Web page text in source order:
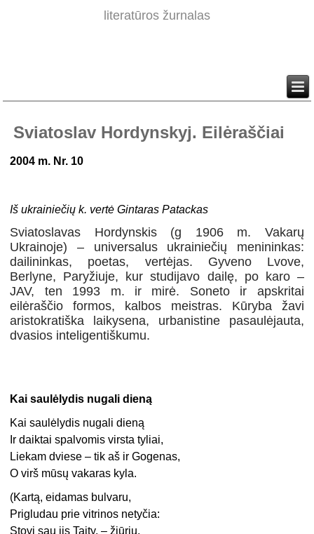
literatūros žurnalas
Sviatoslav Hordynskyj. Eilėraščiai
2004 m. Nr. 10
Iš ukrainiečių k. vertė Gintaras Patackas
Sviatoslavas Hordynskis (g 1906 m. Vakarų
Ukrainoje) – universalus ukrainiečių menininkas:
dailininkas, poetas, vertėjas. Gyveno Lvove,
Berlyne, Paryžiuje, kur studijavo dailę, po karo –
JAV, ten 1993 m. ir mirė. Soneto ir apskritai
eilėraščio formos, kalbos meistras. Kūryba žavi
aristokratiška laikysena, urbanistine pasaulėjauta,
dvasios inteligentiškumu.
Kai saulėlydis nugali dieną
Kai saulėlydis nugali dieną
Ir daiktai spalvomis virsta tyliai,
Liekam dviese – tik aš ir Gogenas,
O virš mūsų vakaras kyla.
(Kartą, eidamas bulvaru,
Prigludau prie vitrinos netyčia:
Stovi sau jis Taity, – žiūriu,